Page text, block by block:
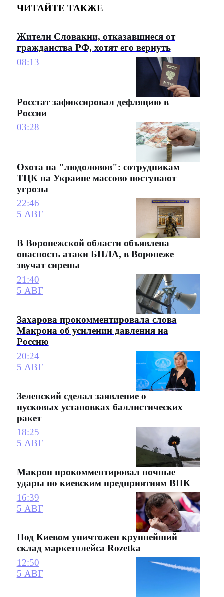
ЧИТАЙТЕ ТАКЖЕ
Жители Словакии, отказавшиеся от
гражданства РФ, хотят его вернуть
08:13
Росстат зафиксировал дефляцию в
России
03:28
Охота на "людоловов": сотрудникам
ТЦК на Украине массово поступают
угрозы
22:46
5 АВГ
В Воронежской области объявлена
опасность атаки БПЛА, в Воронеже
звучат сирены
21:40
5 АВГ
Захарова прокомментировала слова
Макрона об усилении давления на
Россию
20:24
5 АВГ
Зеленский сделал заявление о
пусковых установках баллистических
ракет
18:25
5 АВГ
Макрон прокомментировал ночные
удары по киевским предприятиям ВПК
16:39
5 АВГ
Под Киевом уничтожен крупнейший
склад маркетплейса Rozetka
12:50
5 АВГ